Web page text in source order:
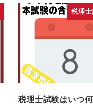
税理
税理士試験はいつ